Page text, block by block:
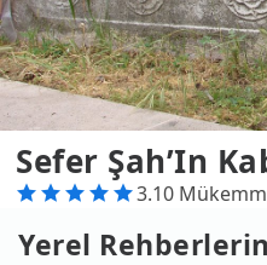
Sefer Şah’In
3.10
Yerel